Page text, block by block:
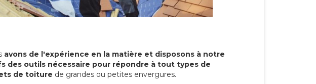
avons de l'expérience en la matière et disposons à notre
des outils nécessaire pour répondre à tout types de
de toiture de grandes ou petites envergures.